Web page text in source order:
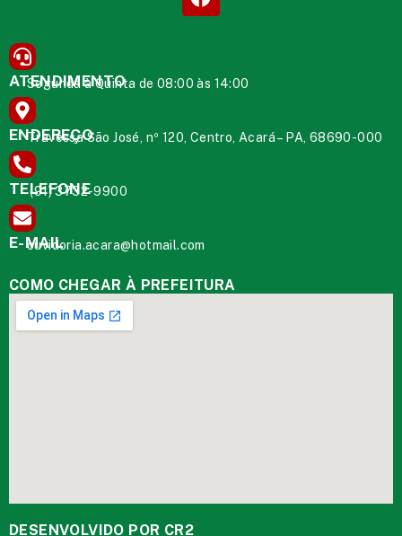
ATENDIMENTO
Segunda à Quinta de 08:00 às 14:00
ENDEREÇO
Travessa São José, nº 120, Centro, Acará – PA, 68690-000
TELEFONE
(91) 3732-9900
E-MAIL
ouvidoria.acara@hotmail.com
COMO CHEGAR À PREFEITURA
DESENVOLVIDO POR CR2